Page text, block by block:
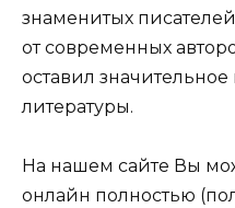
знаменитых
от современных
оставил
литературы.
На нашем сайте Вы
онлайн полностью